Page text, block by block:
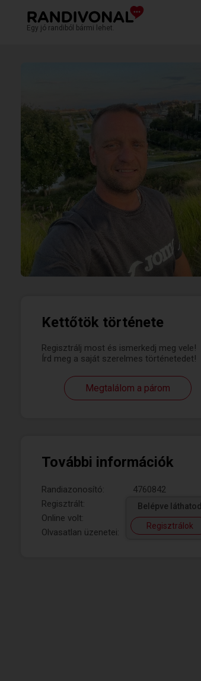
Egy jó randiból bármi lehet.
Kettőtök története
Regisztrálj most és ismerkedj meg vele!
Írd meg a saját szerelmes történetedet!
Megtalálom a párom
További információk
Randiazonosító:
4760842
Regisztrált:
Online volt:
Olvasatlan üzenetei:
Belépve láthatod
Regisztrálok